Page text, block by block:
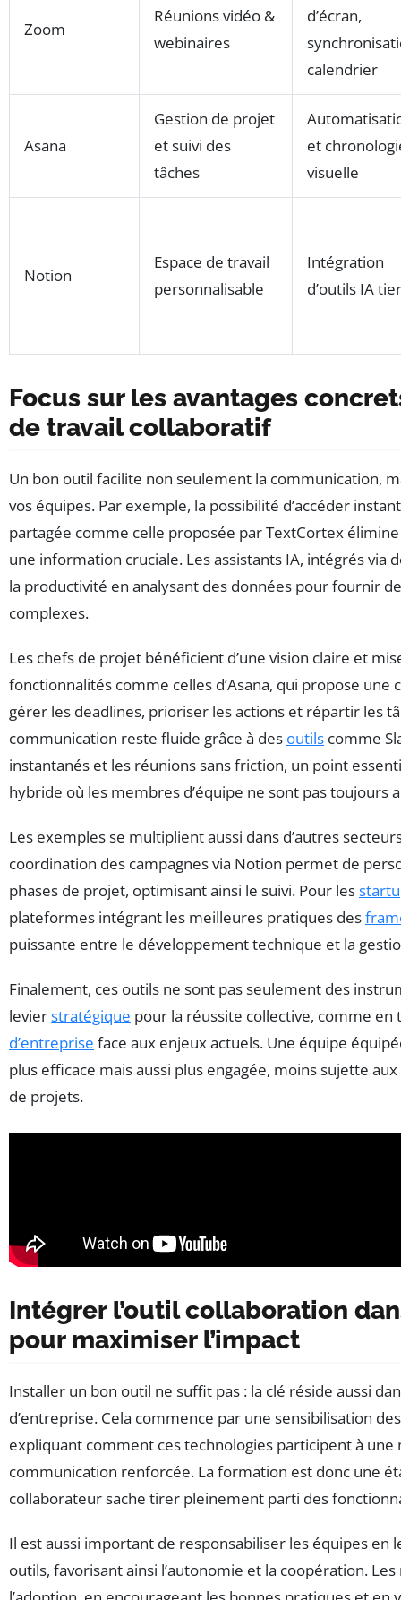
Zoom
Réunions vidéo &
webinaires
d’écran,
calendrier
Asana
Gestion de projet
et suivi des
tâches
et
visuelle
Notion
Espace de travail
personnalisable
Intégration
d’outils IA
Focus sur les avantages
de travail collaboratif
Un bon outil facilite non seulement la communication,
vos équipes. Par exemple, la possibilité d’accéder
partagée comme celle proposée par TextCortex
une information cruciale. Les assistants IA, intégrés via
la productivité en analysant des données pour fournir
complexes.
Les chefs de projet bénéficient d’une vision claire et
fonctionnalités comme celles d’Asana, qui propose
gérer les deadlines, prioriser les actions et répartir les
communication reste fluide grâce à des outils comme
instantanés et les réunions sans friction, un point
hybride où les membres d’équipe ne sont pas toujours
Les exemples se multiplient aussi dans d’autres
coordination des campagnes via Notion permet de
phases de projet, optimisant ainsi le suivi. Pour les
plateformes intégrant les meilleures pratiques des
puissante entre le développement technique et la
Finalement, ces outils ne sont pas seulement des
levierstratégique pour la réussite collective, comme en
d’entreprise face aux enjeux actuels. Une équipe
plus efficace mais aussi plus engagée, moins sujette
de projets.
Intégrer l’outil collaboration
pour maximiser l’impact
Installer un bon outil ne suffit pas : la clé réside aussi
d’entreprise. Cela commence par une sensibilisation
expliquant comment ces technologies participent à
communication renforcée. La formation est donc une
collaborateur sache tirer pleinement parti des
Il est aussi important de responsabiliser les équipes en
outils, favorisant ainsi l’autonomie et la coopération.